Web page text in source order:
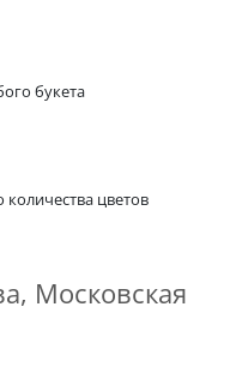
букета
количества цветов
Московская